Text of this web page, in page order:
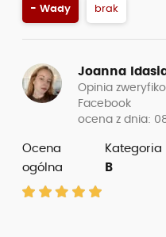
- Wady brak
Joanna
Opinia
Facebook
ocena z dnia:
Ocena
ogólna
Kategoria
B